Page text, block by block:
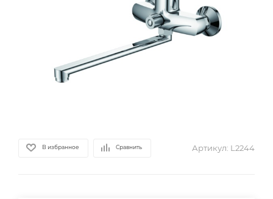
В избранное Сравнить Артикул: L2244